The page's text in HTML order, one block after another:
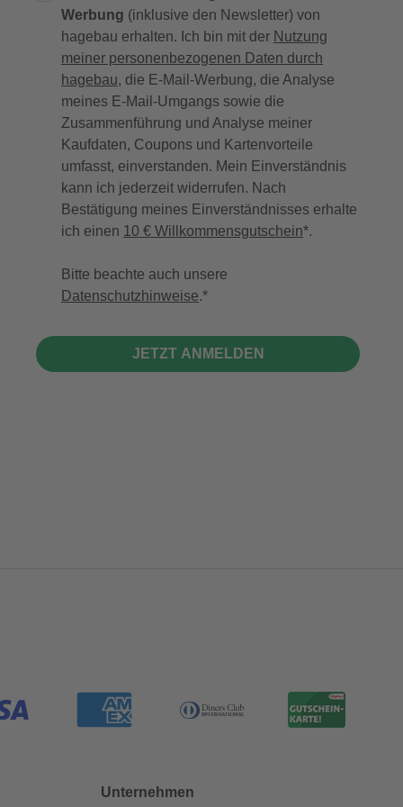
Werbung (inklusive den Newsletter) von
hagebau erhalten. Ich bin mit der Nutzung
meiner personenbezogenen Daten durch
hagebau, die E-Mail-Werbung, die Analyse
meines E-Mail-Umgangs sowie die
Zusammenführung und Analyse meiner
Kaufdaten, Coupons und Kartenvorteile
umfasst, einverstanden. Mein Einverständnis
kann ich jederzeit widerrufen. Nach
Bestätigung meines Einverständnisses erhalte
ich einen 10 € Willkommensgutschein*.
Bitte beachte auch unsere
Datenschutzhinweise.
JETZT ANMELDEN
Unternehmen